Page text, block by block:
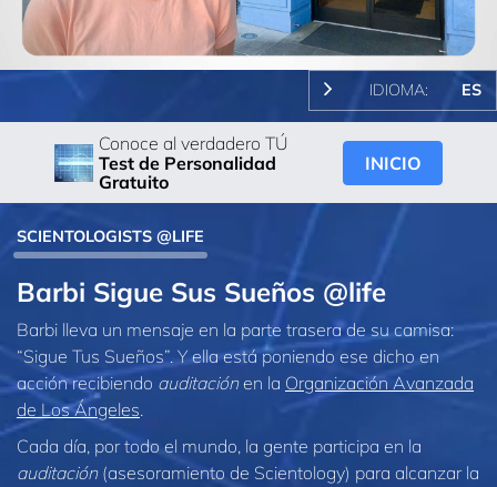
Video
IDIOMA: ES
Conoce al verdadero TÚ
Test de Personalidad
Gratuito
INICIO
SCIENTOLOGISTS @LIFE
Barbi Sigue Sus Sueños @life
Barbi lleva un mensaje en la parte trasera de su camisa:
“Sigue Tus Sueños”. Y ella está poniendo ese dicho en
acción recibiendo auditaciónen la Organización Avanzada
de Los Ángeles.
Cada día, por todo el mundo, la gente participa en la
auditación(asesoramiento de Scientology) para alcanzar la